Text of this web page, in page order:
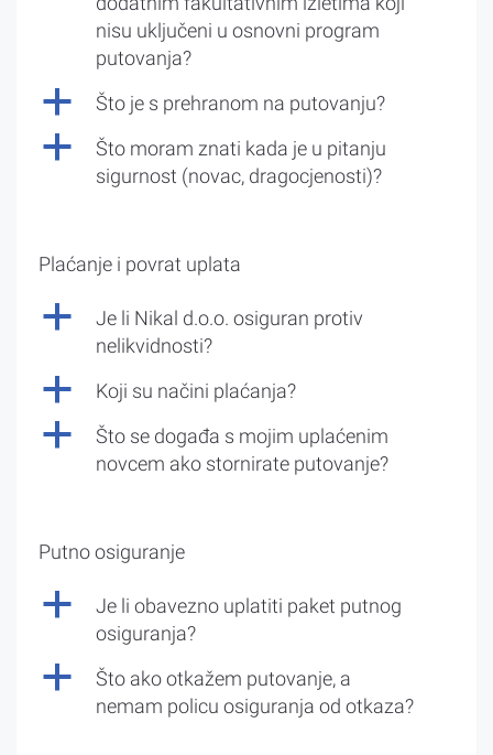
nisu uključeni u osnovni program
putovanja?
a Što je s prehranom na putovanju?
a
Što moram znati kada je u pitanju
sigurnost (novac, dragocjenosti)?
Plaćanje i povrat uplata
a
Je li Nikal d.o.o. osiguran protiv
nelikvidnosti?
a Koji su načini plaćanja?
a
Što se događa s mojim uplaćenim
novcem ako stornirate putovanje?
Putno osiguranje
a
Je li obavezno uplatiti paket putnog
osiguranja?
a
Što ako otkažem putovanje, a
nemam policu osiguranja od otkaza?